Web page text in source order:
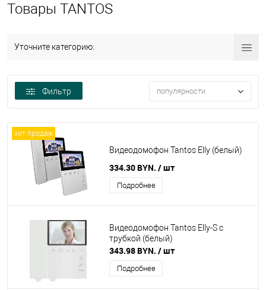
Товары TANTOS
Уточните категорию:
Фильтр популярности
хит продаж
Видеодомофон Tantos Elly (белый)
334.30 BYN. / шт
Подробнее
Видеодомофон Tantos Elly-S с
трубкой (белый)
343.98 BYN. / шт
Подробнее